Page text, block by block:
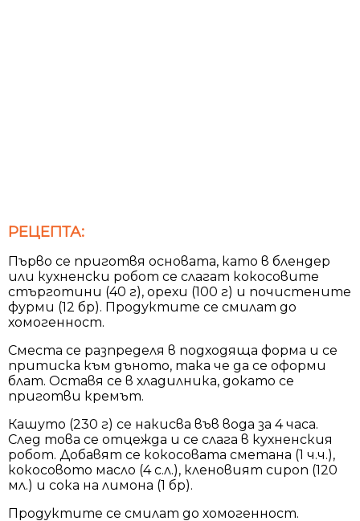
РЕЦЕПТА:
Първо се приготвя основата, като в блендер
или кухненски робот се слагат кокосовите
стърготини (40 г), орехи (100 г) и почистените
фурми (12 бр). Продуктите се смилат до
хомогенност.
Сместа се разпределя в подходяща форма и се
притиска към дъното, така че да се оформи
блат. Оставя се в хладилника, докато се
приготви кремът.
Кашуто (230 г) се накисва във вода за 4 часа.
След това се отцежда и се слага в кухненския
робот. Добавят се кокосовата сметана (1 ч.ч.),
кокосовото масло (4 с.л.), кленовият сироп (120
мл.) и сока на лимона (1 бр).
Продуктите се смилат до хомогенност.